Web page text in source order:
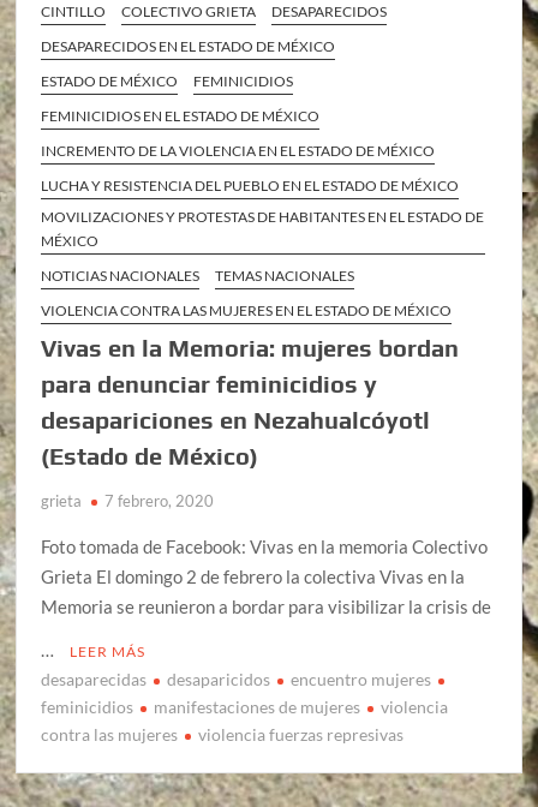
CINTILLO
COLECTIVO GRIETA
DESAPARECIDOS
DESAPARECIDOS EN EL ESTADO DE MÉXICO
ESTADO DE MÉXICO
FEMINICIDIOS
FEMINICIDIOS EN EL ESTADO DE MÉXICO
INCREMENTO DE LA VIOLENCIA EN EL ESTADO DE MÉXICO
LUCHA Y RESISTENCIA DEL PUEBLO EN EL ESTADO DE MÉXICO
MOVILIZACIONES Y PROTESTAS DE HABITANTES EN EL ESTADO DE
MÉXICO
NOTICIAS NACIONALES
TEMAS NACIONALES
VIOLENCIA CONTRA LAS MUJERES EN EL ESTADO DE MÉXICO
Vivas en la Memoria: mujeres bordan
para denunciar feminicidios y
desapariciones en Nezahualcóyotl
(Estado de México)
grieta 7 febrero, 2020
Foto tomada de Facebook: Vivas en la memoria Colectivo
Grieta El domingo 2 de febrero la colectiva Vivas en la
Memoria se reunieron a bordar para visibilizar la crisis de
LEER MÁS
desaparecidas desaparicidos
encuentro mujeres
feminicidios
manifestaciones de mujeres
violencia
contra las mujeres
violencia fuerzas represivas